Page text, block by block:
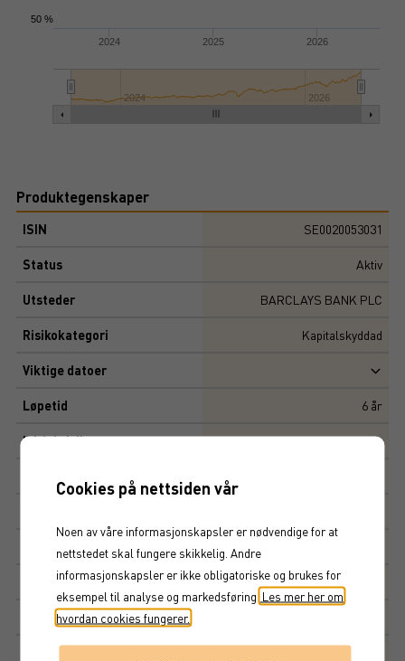
2024 2025 2026
2024 2026
50 %
Produktegenskaper
ISIN SE0020053031
Status Aktiv
Utsteder BARCLAYS BANK PLC
Risikokategori Kapitalskyddad
Viktige datoer
Løpetid 6 år
Initial risiko
Tegningskurs
Kapitalbeskyttelse
Avkastningsfaktor
Markedsplass NASDAQ STOCKHOLM AB
Cookies på nettsiden vår
Noen av våre informasjonskapsler er nødvendige for at
nettstedet skal fungere skikkelig. Andre
informasjonskapsler er ikke obligatoriske og brukes for
eksempel til analyse og markedsføring. Les mer her om
hvordan cookies fungerer.